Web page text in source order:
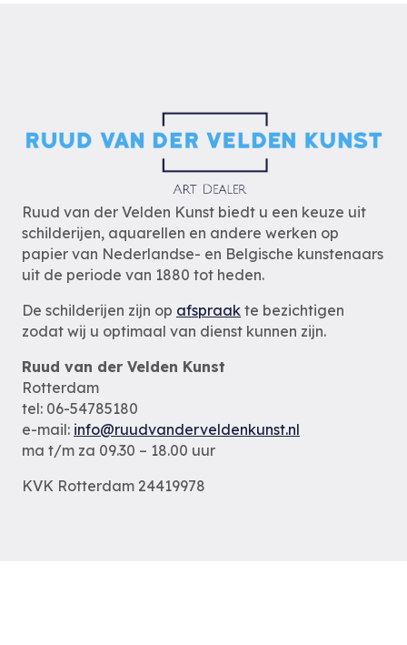
Ruud van der Velden Kunst biedt u een keuze uit
schilderijen, aquarellen en andere werken op
papier van Nederlandse- en Belgische kunstenaars
uit de periode van 1880 tot heden.
De schilderijen zijn op afspraak te bezichtigen
zodat wij u optimaal van dienst kunnen zijn.
Ruud van der Velden Kunst
Rotterdam
tel: 06-54785180
e-mail: info@ruudvanderveldenkunst.nl
ma t/m za 09.30 – 18.00 uur
KVK Rotterdam 24419978